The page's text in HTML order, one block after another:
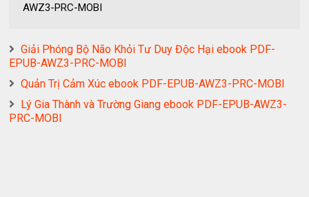
AWZ3-PRC-MOBI
Giải Phóng Bộ Não Khỏi Tư Duy Độc Hại ebook PDF-
EPUB-AWZ3-PRC-MOBI
Quản Trị Cảm Xúc ebook PDF-EPUB-AWZ3-PRC-MOBI
Lý Gia Thành và Trường Giang ebook PDF-EPUB-AWZ3-
PRC-MOBI